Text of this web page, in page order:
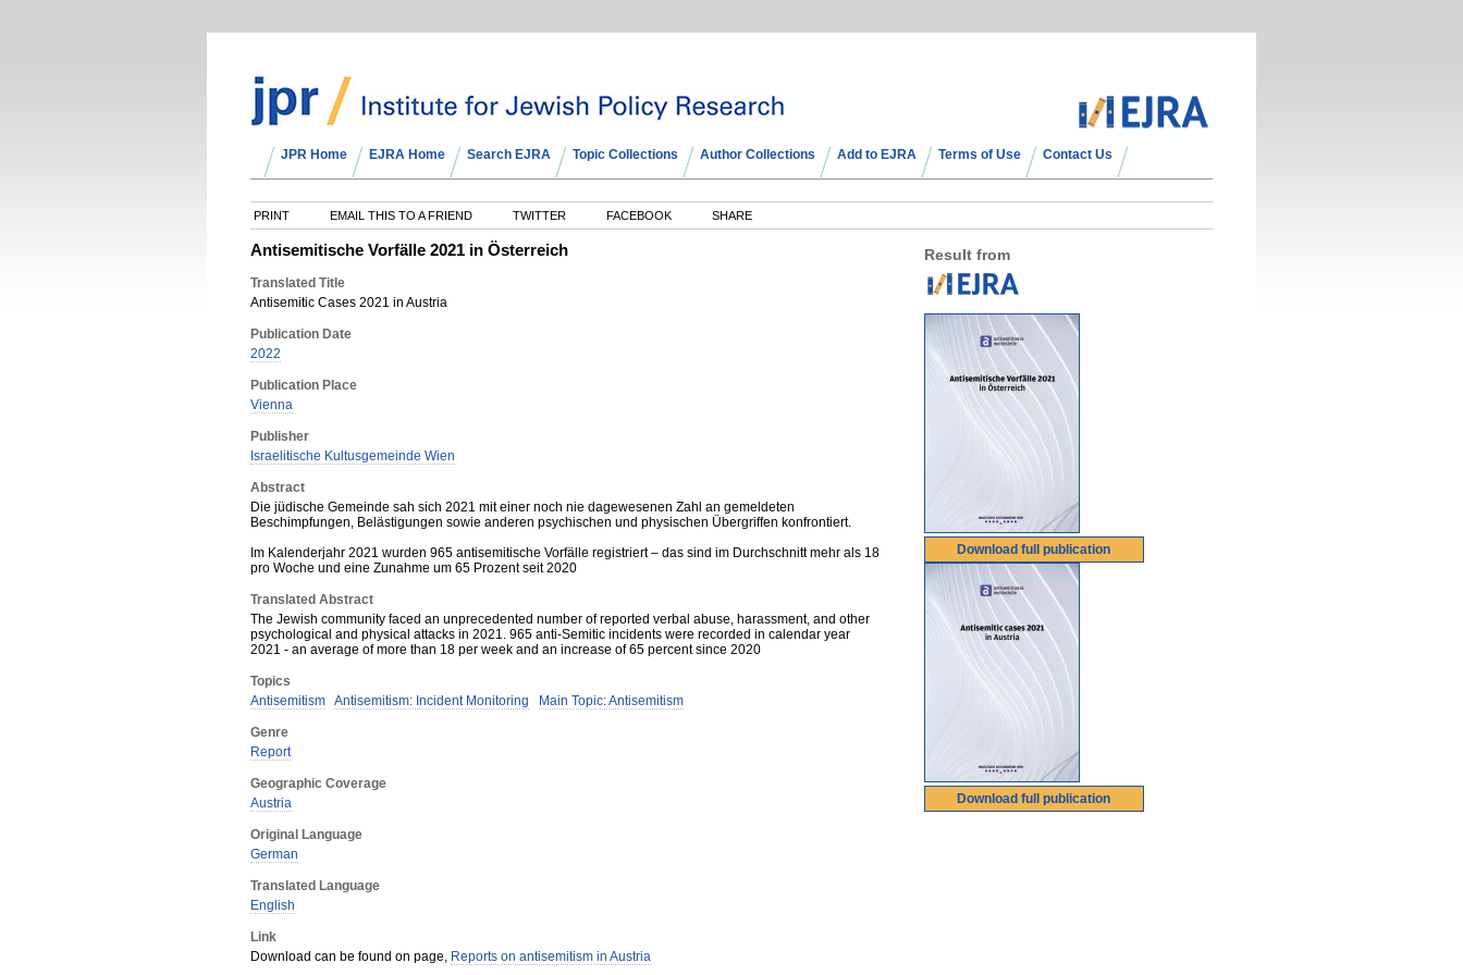
JPR Home EJRA Home Search EJRA Topic Collections Author Collections Add to EJRA Terms of Use Contact Us
PRINT EMAIL THIS TO A FRIEND TWITTER FACEBOOK SHARE
Antisemitische Vorfälle 2021 in Österreich
Translated Title
Antisemitic Cases 2021 in Austria
Publication Date
2022
Publication Place
Vienna
Publisher
Israelitische Kultusgemeinde Wien
Abstract
Die jüdische Gemeinde sah sich 2021 mit einer noch nie dagewesenen Zahl an gemeldeten
Beschimpfungen, Belästigungen sowie anderen psychischen und physischen Übergriffen konfrontiert.
Im Kalenderjahr 2021 wurden 965 antisemitische Vorfälle registriert – das sind im Durchschnitt mehr als 18
pro Woche und eine Zunahme um 65 Prozent seit 2020
Translated Abstract
The Jewish community faced an unprecedented number of reported verbal abuse, harassment, and other
psychological and physical attacks in 2021. 965 anti-Semitic incidents were recorded in calendar year
2021 - an average of more than 18 per week and an increase of 65 percent since 2020
Topics
Antisemitism Antisemitism: Incident Monitoring Main Topic: Antisemitism
Genre
Report
Geographic Coverage
Austria
Original Language
German
Translated Language
English
Link
Download can be found on page, Reports on antisemitism in Austria
Result from
Download full publication
Download full publication